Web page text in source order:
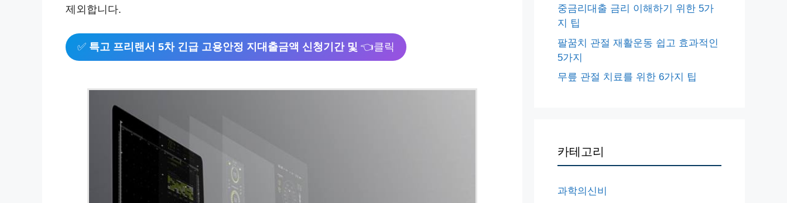
제외합니다.
✅ 특고 프리랜서 5차 긴급 고용안정 지대출금액 신청기간 및 👈클릭
중금리대출 금리 이해하기 위한 5가
지 팁
팔꿈치 관절 재활운동 쉽고 효과적인
5가지
무릎 관절 치료를 위한 6가지 팁
카테고리
과학의신비